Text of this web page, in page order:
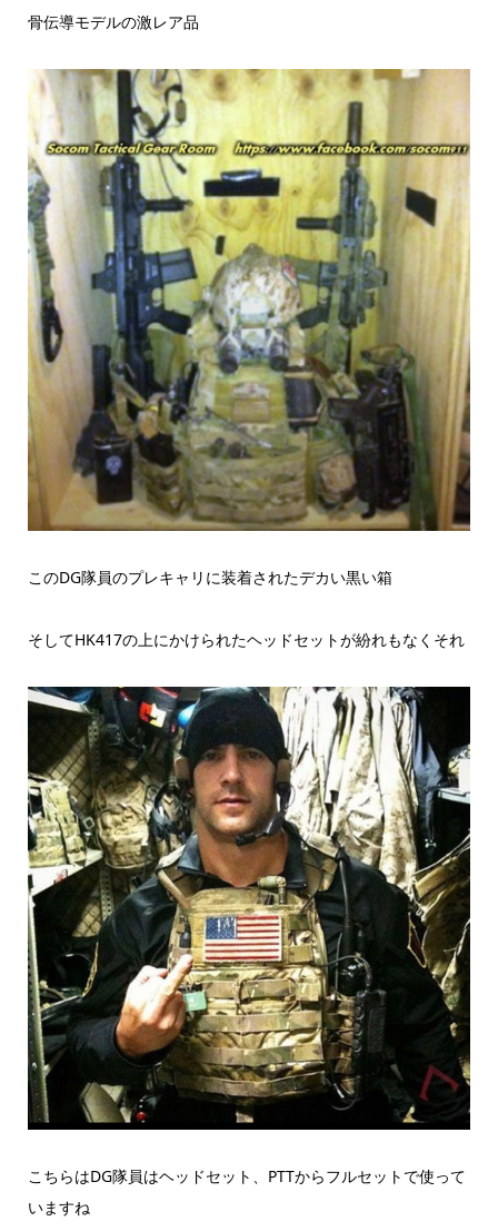
骨伝導モデルの激レア品
このDG隊員のプレキャリに装着されたデカい黒い箱
そしてHK417の上にかけられたヘッドセットが紛れもなくそれ
こちらはDG隊員はヘッドセット、PTTからフルセットで使って
いますね